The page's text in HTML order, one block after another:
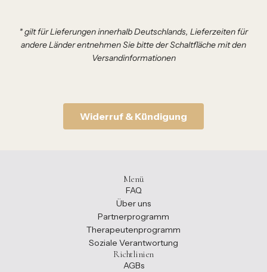
* gilt für Lieferungen innerhalb Deutschlands, Lieferzeiten für
andere Länder entnehmen Sie bitte der Schaltfläche mit den
Versandinformationen
Widerruf & Kündigung
Menü
FAQ
Über uns
Partnerprogramm
Therapeutenprogramm
Soziale Verantwortung
Richtlinien
AGBs